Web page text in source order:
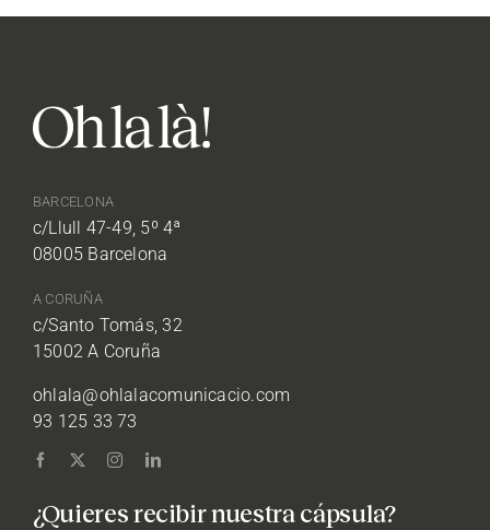
BARCELONA
c/Llull 47-49, 5º 4ª
08005 Barcelona
A CORUÑA
c/Santo Tomás, 32
15002 A Coruña
ohlala@ohlalacomunicacio.com
93 125 33 73
¿Quieres recibir nuestra cápsula?